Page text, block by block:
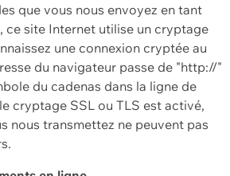
que vous nous envoyez en tant
ce site Internet utilise un cryptage
une connexion cryptée au
du navigateur passe de "http://"
du cadenas dans la ligne de
cryptage SSL ou TLS est activé,
nous transmettez ne peuvent pas